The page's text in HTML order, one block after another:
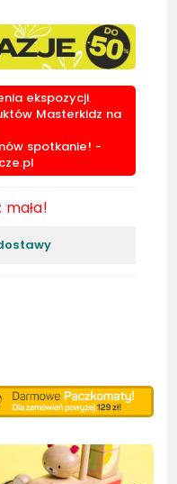
ekspozycji.
Masterkidz na
spotkanie! -
mała!